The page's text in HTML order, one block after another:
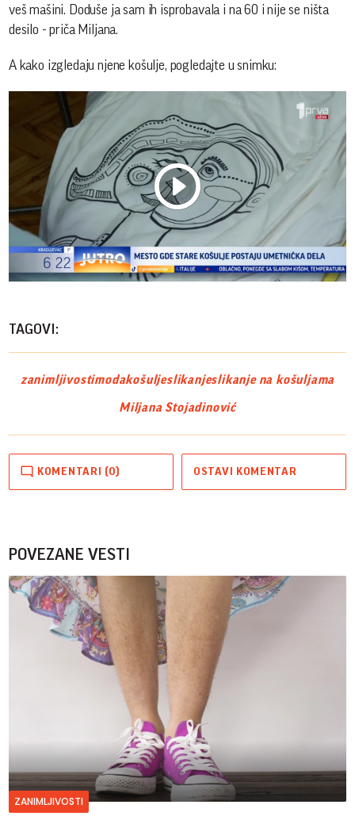
veš mašini. Doduše ja sam ih isprobavala i na 60 i nije se ništa
desilo - priča Miljana.
A kako izgledaju njene košulje, pogledajte u snimku:
Play
TAGOVI:
zanimljivostimodakošuljeslikanjeslikanje na košuljama
Miljana Stojadinović
KOMENTARI (0) OSTAVI KOMENTAR
POVEZANE VESTI
ZANIMLJIVOSTI